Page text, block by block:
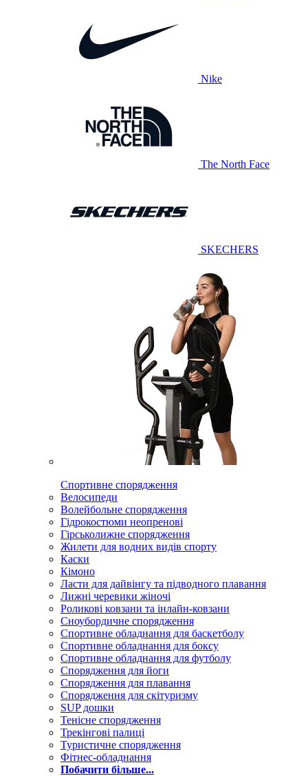
Nike
The North Face
SKECHERS
Спортивне спорядження
Велосипеди
Волейбольне спорядження
Гідрокостюми неопренові
Гірськолижне спорядження
Жилети для водних видів спорту
Каски
Кімоно
Ласти для дайвінгу та підводного плавання
Лижні черевики жіночі
Роликові ковзани та інлайн-ковзани
Сноубордичне спорядження
Спортивне обладнання для баскетболу
Спортивне обладнання для боксу
Спортивне обладнання для футболу
Спорядження для йоги
Спорядження для плавання
Спорядження для скітуризму
SUP дошки
Тенісне спорядження
Трекінгові палиці
Туристичне спорядження
Фітнес-обладнання
Побачити більше...